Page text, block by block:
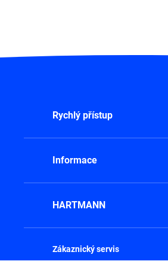
Rychlý přístup
Informace
HARTMANN
Zákaznický servis